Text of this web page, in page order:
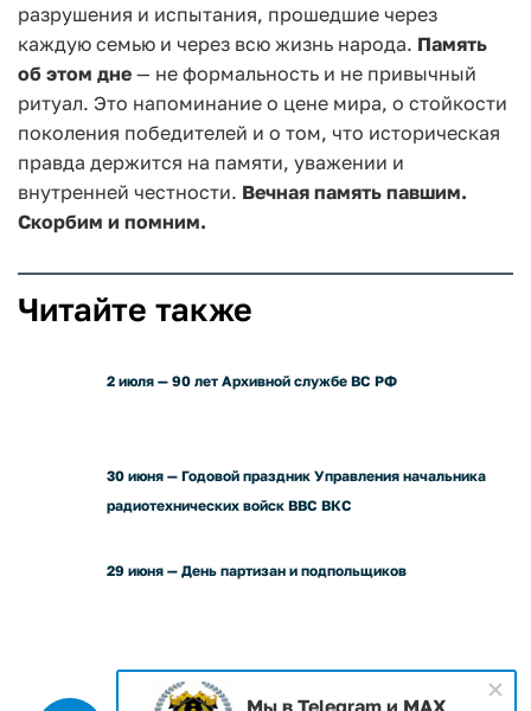
разрушения и испытания, прошедшие через
каждую семью и через всю жизнь народа. Память
об этом дне — не формальность и не привычный
ритуал. Это напоминание о цене мира, о стойкости
поколения победителей и о том, что историческая
правда держится на памяти, уважении и
внутренней честности. Вечная память павшим.
Скорбим и помним.
Читайте также
2 июля — 90 лет Архивной службе ВС РФ
30 июня — Годовой праздник Управления начальника
радиотехнических войск ВВС ВКС
29 июня — День партизан и подпольщиков
Мы в Telegram и MAX